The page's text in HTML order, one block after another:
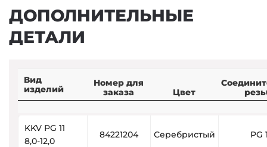
ДОПОЛНИТЕЛЬНЫЕ
ДЕТАЛИ
Вид
изделий
Номер для
заказа
Цвет
KKV PG 11
8,0-12,0
84221204 Серебристый PG